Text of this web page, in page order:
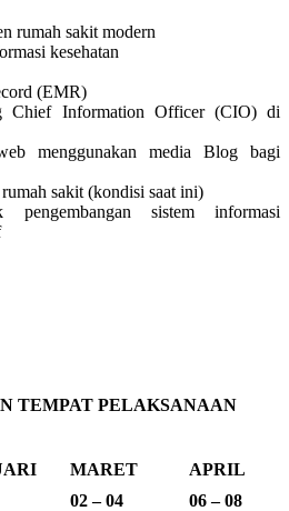
rumah sakit modern
kesehatan
(EMR)
Chief Information Officer (CIO) di
menggunakan media Blog bagi
sakit (kondisi saat ini)
pengembangan sistem informasi
TEMPAT PELAKSANAAN
MARET
APRIL
02 – 04
06 – 08